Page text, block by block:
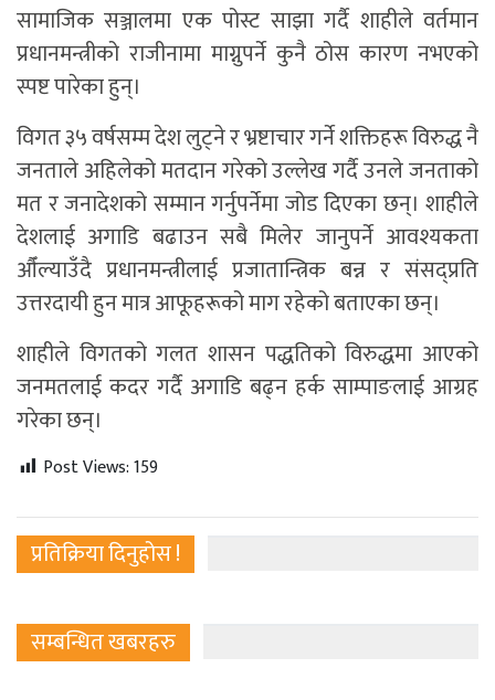
सामाजिक सञ्जालमा एक पोस्ट साझा गर्दै शाहीले वर्तमान
प्रधानमन्त्रीको राजीनामा माग्नुपर्ने कुनै ठोस कारण नभएको
स्पष्ट पारेका हुन्।
विगत ३५ वर्षसम्म देश लुट्ने र भ्रष्टाचार गर्ने शक्तिहरू विरुद्ध नै
जनताले अहिलेको मतदान गरेको उल्लेख गर्दै उनले जनताको
मत र जनादेशको सम्मान गर्नुपर्नेमा जोड दिएका छन्। शाहीले
देशलाई अगाडि बढाउन सबै मिलेर जानुपर्ने आवश्यकता
औँल्याउँदै प्रधानमन्त्रीलाई प्रजातान्त्रिक बन्न र संसद्प्रति
उत्तरदायी हुन मात्र आफूहरूको माग रहेको बताएका छन्।
शाहीले विगतको गलत शासन पद्धतिको विरुद्धमा आएको
जनमतलाई कदर गर्दै अगाडि बढ्न हर्क साम्पाङलाई आग्रह
गरेका छन्।
Post Views:159
प्रतिक्रिया दिनुहोस !
सम्बन्धित खबरहरु